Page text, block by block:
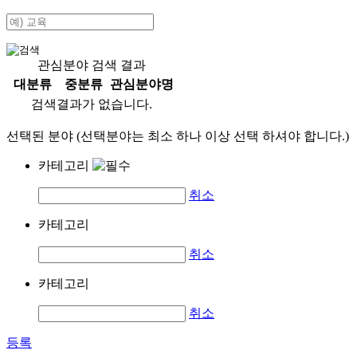
관심분야 검색 결과
대분류
중분류
관심분야명
검색결과가 없습니다.
선택된 분야 (선택분야는 최소 하나 이상 선택 하셔야 합니다.)
카테고리
취소
카테고리
취소
카테고리
취소
등록